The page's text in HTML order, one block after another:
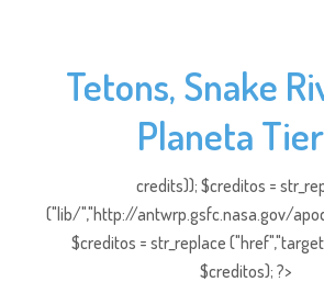
Tetons, Snake
Planeta
credits)); $creditos =
("lib/","http://antwrp.gsfc.nasa.gov/
$creditos = str_replace
$creditos); ?>